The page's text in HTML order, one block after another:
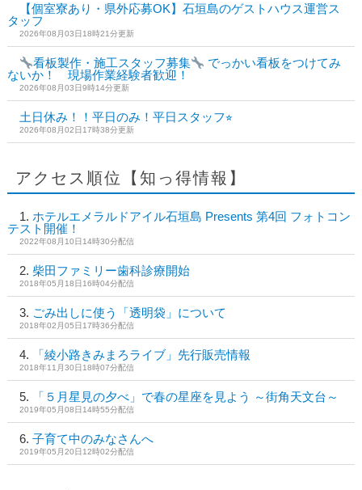
【個室寮あり・県外応募OK】石垣島のゲストハウス運営ス
タッフ
2026年08月03日18時21分更新
看板製作・施工スタッフ募集
でっかい看板をつけてみ
ないか！ 現場作業経験者歓迎！
2026年08月03日9時14分更新
土日休み！！平日のみ！平日スタッフ⭐︎
2026年08月02日17時38分更新
アクセス順位【知っ得情報】
ホテルエメラルドアイル石垣島 Presents 第4回 フォトコン
テスト開催！
2022年08月10日14時30分配信
柴田ファミリー歯科診療開始
2018年05月18日16時04分配信
ごみ出しに使う「透明袋」について
2018年02月05日17時36分配信
「綾小路きみまろライブ」先行販売情報
2018年11月30日18時07分配信
「５月星見の夕べ」で春の星座を見よう ～街角天文台～
2019年05月08日14時55分配信
子育て中のみなさんへ
2019年05月20日12時02分配信